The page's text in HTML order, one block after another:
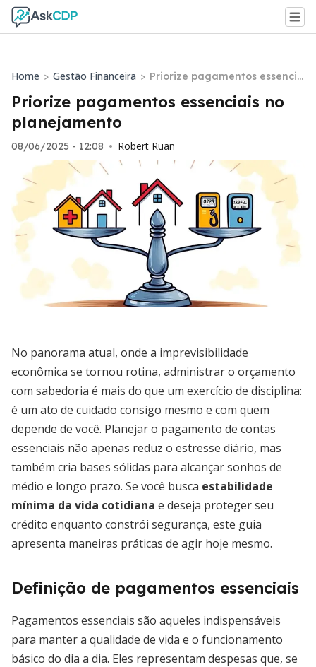
Home > Gestão Financeira > Priorize pagamentos essencia
is no planejamento
Priorize pagamentos essenciais no
planejamento
08/06/2025 - 12:08 • Robert Ruan
No panorama atual, onde a imprevisibilidade
econômica se tornou rotina, administrar o orçamento
com sabedoria é mais do que um exercício de disciplina:
é um ato de cuidado consigo mesmo e com quem
depende de você. Planejar o pagamento de contas
essenciais não apenas reduz o estresse diário, mas
também cria bases sólidas para alcançar sonhos de
médio e longo prazo. Se você busca estabilidade
mínima da vida cotidiana e deseja proteger seu
crédito enquanto constrói segurança, este guia
apresenta maneiras práticas de agir hoje mesmo.
Definição de pagamentos essenciais
Pagamentos essenciais são aqueles indispensáveis
para manter a qualidade de vida e o funcionamento
básico do dia a dia. Eles representam despesas que, se